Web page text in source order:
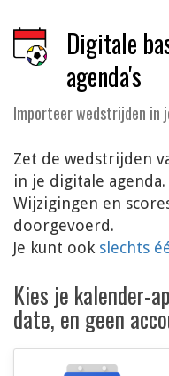
Digitale
agenda's
Importeer wedstrijden in
Zet de wedstrijden
in je digitale
Wijzigingen en
doorgevoerd.
Je kunt ook slechts
Kies je kalender-
date, en geen